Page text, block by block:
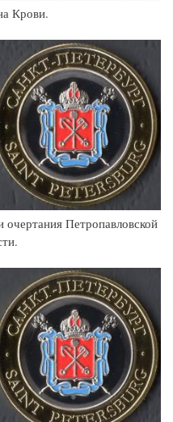
Крови.
Петропавловской